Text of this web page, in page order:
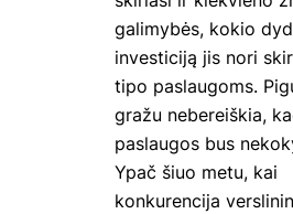
galimybės, kokio
investiciją jis nori
tipo paslaugoms.
gražu nebereiškia,
paslaugos bus
Ypač šiuo metu, kai
konkurencija